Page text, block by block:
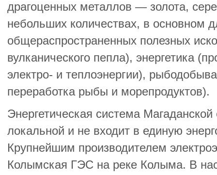
драгоценных металлов — золота,
небольших количествах, в основном
общераспространенных полезных
вулканического пепла), энергетика
электро- и теплоэнергии),
переработка рыбы и морепродуктов).
Энергетическая система Магаданской
локальной и не входит в единую
Крупнейшим производителем
Колымская ГЭС на реке Колыма. В